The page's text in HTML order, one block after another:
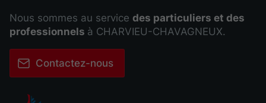
Nous sommes au service des particuliers et des
professionnels à CHARVIEU-CHAVAGNEUX.
Contactez-nous